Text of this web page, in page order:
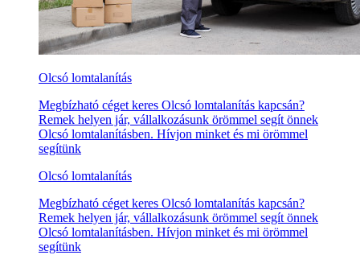
Olcsó lomtalanítás
Megbízható céget keres Olcsó lomtalanítás kapcsán?
Remek helyen jár, vállalkozásunk örömmel segít önnek
Olcsó lomtalanításben. Hívjon minket és mi örömmel
segítünk
Olcsó lomtalanítás
Megbízható céget keres Olcsó lomtalanítás kapcsán?
Remek helyen jár, vállalkozásunk örömmel segít önnek
Olcsó lomtalanításben. Hívjon minket és mi örömmel
segítünk